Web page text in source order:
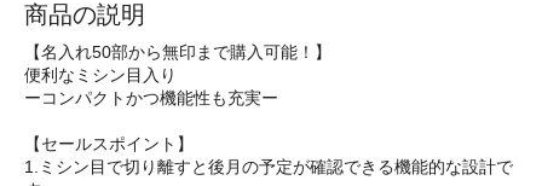
商品の説明
【名入れ50部から無印まで購入可能！】
便利なミシン目入り
ーコンパクトかつ機能性も充実ー
【セールスポイント】
1.ミシン目で切り離すと後月の予定が確認できる機能的な設計で